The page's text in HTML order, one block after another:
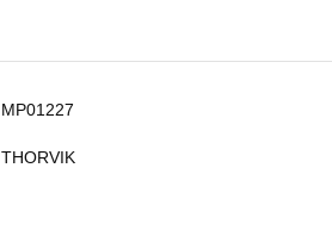
MP01227
THORVIK